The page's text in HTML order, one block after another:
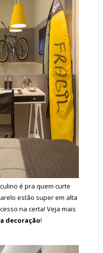
é pra quem curte
estão super em alta
na certa! Veja mais
decoração!